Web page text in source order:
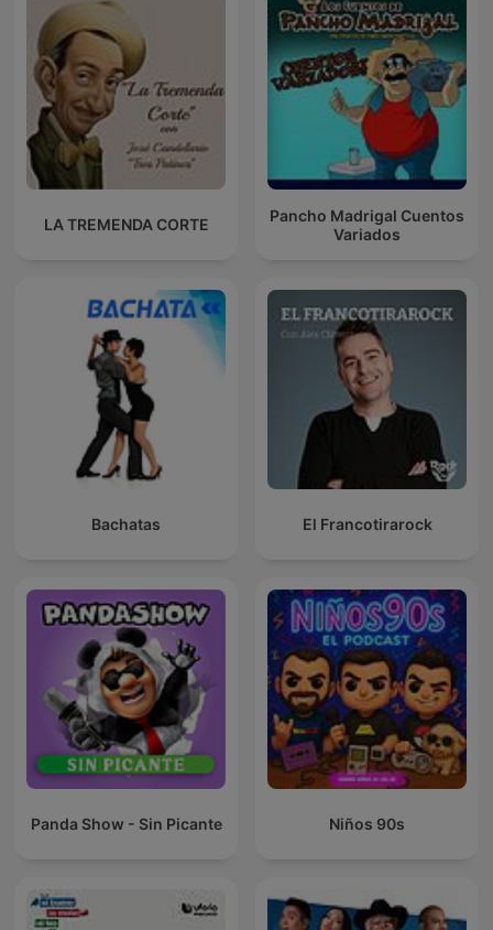
LA TREMENDA CORTE
Pancho Madrigal Cuentos
Variados
Bachatas El Francotirarock
Panda Show - Sin Picante Niños 90s